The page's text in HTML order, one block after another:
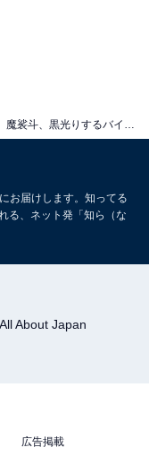
お届けします。知ってる
る、ネット発「知ら（な
All About Japan
広告掲載